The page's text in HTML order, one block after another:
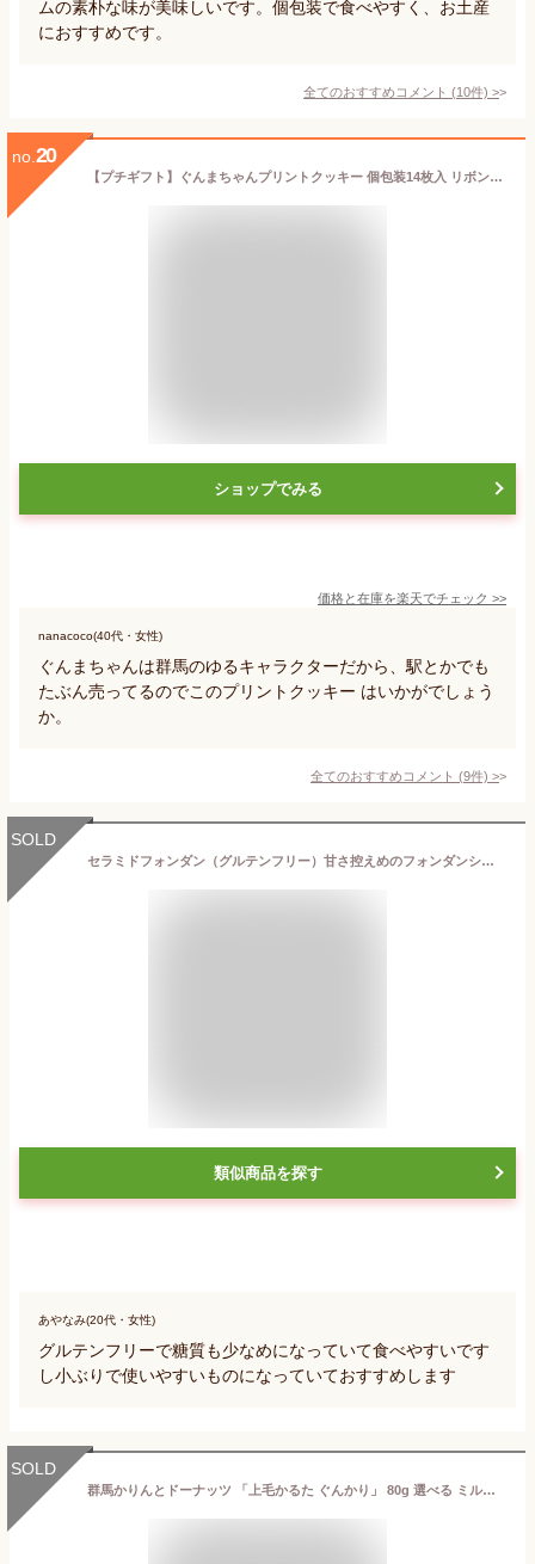
ムの素朴な味が美味しいです。個包装で食べやすく、お土産
におすすめです。
全てのおすすめコメント (10件) >
no. 20
【プチギフト】ぐんまちゃんプリントクッキー 個包装14枚入 リボン付き (お歳暮 ギフト お祝い お返し お礼 新築 引越し バレンタイン ホワイトデー)群馬限定 午年 2026 お年賀*
ショップでみる
価格と在庫を楽天でチェック >>
nanacoco(40代・女性)
ぐんまちゃんは群馬のゆるキャラクターだから、駅とかでも
たぶん売ってるのでこのプリントクッキー はいかがでしょう
か。
全てのおすすめコメント (9件) >
SOLD
セラミドフォンダン（グルテンフリー）甘さ控えめのフォンダンショコラ 個包装5個入り 群馬県名産の健康的なスイーツ！こんにゃくセラミド配合 おからパウダー てんさい糖 ヘルシースイーツ お中元 お中元ギフト フォンダン
類似商品を探す
あやなみ(20代・女性)
グルテンフリーで糖質も少なめになっていて食べやすいです
し小ぶりで使いやすいものになっていておすすめします
SOLD
群馬かりんとドーナッツ 「上毛かるた ぐんかり」 80g 選べる ミルク みるく 味噌 みそ 単品 群馬土産 群馬限定 群馬県民 熱愛 おやつ 家族 ドーナツ かりんとう 上毛カルタ お土産 おみやげ 手土産 お菓子 ご当地 ギフト 群馬県 鶴舞う 文化 群馬県産